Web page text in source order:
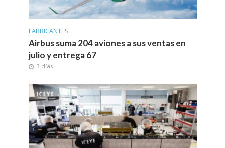
FABRICANTES
Airbus suma 204 aviones a sus ventas en
julio y entrega 67
3 días